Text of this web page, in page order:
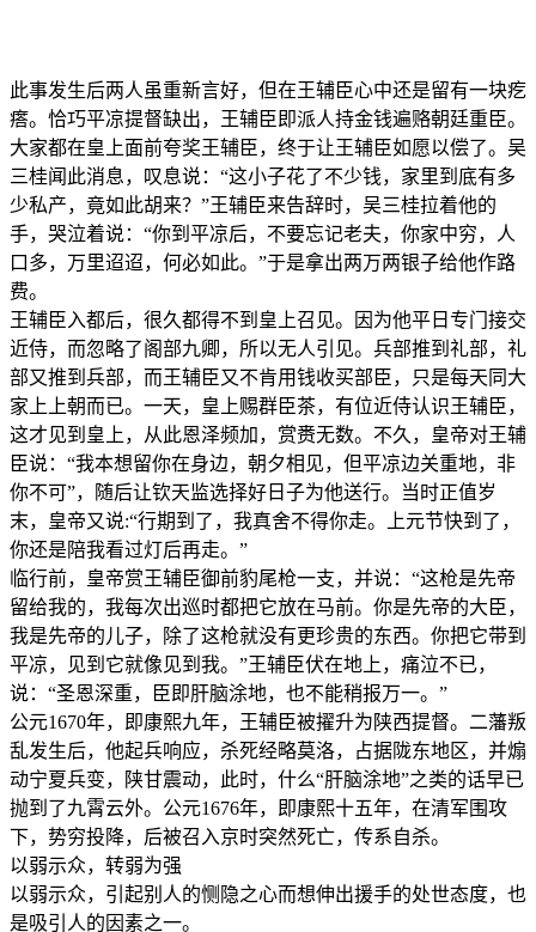
此事发生后两人虽重新言好，但在王辅臣心中还是留有一块疙
瘩。恰巧平凉提督缺出，王辅臣即派人持金钱遍赂朝廷重臣。
大家都在皇上面前夸奖王辅臣，终于让王辅臣如愿以偿了。吴
三桂闻此消息，叹息说：“这小子花了不少钱，家里到底有多
少私产，竟如此胡来？”王辅臣来告辞时，吴三桂拉着他的
手，哭泣着说：“你到平凉后，不要忘记老夫，你家中穷，人
口多，万里迢迢，何必如此。”于是拿出两万两银子给他作路
费。
王辅臣入都后，很久都得不到皇上召见。因为他平日专门接交
近侍，而忽略了阁部九卿，所以无人引见。兵部推到礼部，礼
部又推到兵部，而王辅臣又不肯用钱收买部臣，只是每天同大
家上上朝而已。一天，皇上赐群臣茶，有位近侍认识王辅臣，
这才见到皇上，从此恩泽频加，赏赉无数。不久，皇帝对王辅
臣说：“我本想留你在身边，朝夕相见，但平凉边关重地，非
你不可”，随后让钦天监选择好日子为他送行。当时正值岁
末，皇帝又说:“行期到了，我真舍不得你走。上元节快到了，
你还是陪我看过灯后再走。”
临行前，皇帝赏王辅臣御前豹尾枪一支，并说：“这枪是先帝
留给我的，我每次出巡时都把它放在马前。你是先帝的大臣，
我是先帝的儿子，除了这枪就没有更珍贵的东西。你把它带到
平凉，见到它就像见到我。”王辅臣伏在地上，痛泣不已，
说：“圣恩深重，臣即肝脑涂地，也不能稍报万一。”
公元1670年，即康熙九年，王辅臣被擢升为陕西提督。二藩叛
乱发生后，他起兵响应，杀死经略莫洛，占据陇东地区，并煽
动宁夏兵变，陕甘震动，此时，什么“肝脑涂地”之类的话早已
抛到了九霄云外。公元1676年，即康熙十五年，在清军围攻
下，势穷投降，后被召入京时突然死亡，传系自杀。
以弱示众，转弱为强
以弱示众，引起别人的恻隐之心而想伸出援手的处世态度，也
是吸引人的因素之一。